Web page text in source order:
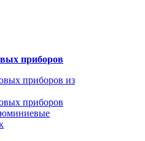
приборов
приборов из
приборов